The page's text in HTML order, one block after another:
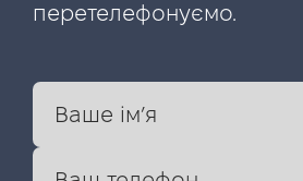
перетелефонуємо.